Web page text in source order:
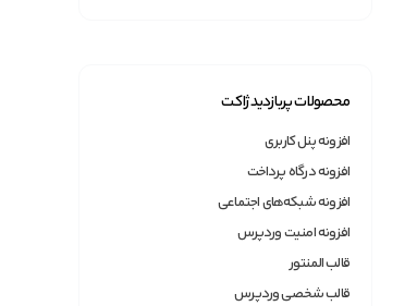
محصولات پربازدید ژاکت
افزونه پنل کاربری
افزونه درگاه پرداخت
افزونه شبکه‌های اجتماعی
افزونه امنیت وردپرس
قالب المنتور
قالب شخصی وردپرس